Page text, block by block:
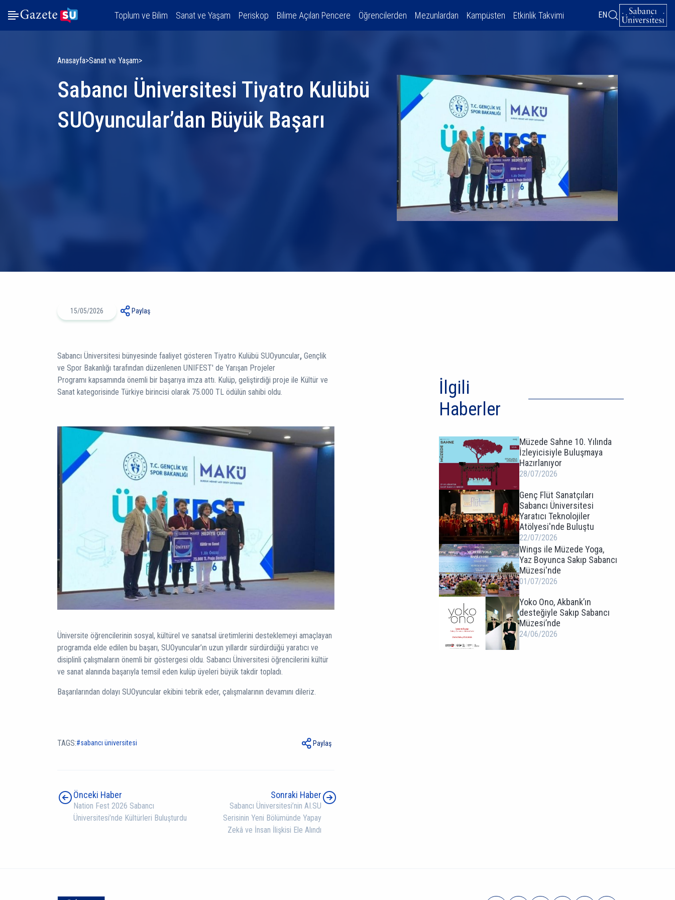
Toplum ve Bilim Sanat ve Yaşam Periskop Bilime Açılan Pencere Öğrencilerden Mezunlardan Kampüsten Etkinlik Takvimi EN
Anasayfa Sanat ve Yaşam
Sabancı Üniversitesi Tiyatro Kulübü
SUOyuncular’dan Büyük Başarı
15/05/2026 Paylaş
Sabancı Üniversitesi bünyesinde faaliyet gösteren Tiyatro Kulübü SUOyuncular, Gençlik
ve Spor Bakanlığı tarafından düzenlenen UNIFEST' de Yarışan Projeler
Programı kapsamında önemli bir başarıya imza attı. Kulüp, geliştirdiği proje ile Kültür ve
Sanat kategorisinde Türkiye birincisi olarak 75.000 TL ödülün sahibi oldu.
Üniversite öğrencilerinin sosyal, kültürel ve sanatsal üretimlerini desteklemeyi amaçlayan
programda elde edilen bu başarı, SUOyuncular’ın uzun yıllardır sürdürdüğü yaratıcı ve
disiplinli çalışmaların önemli bir göstergesi oldu. Sabancı Üniversitesi öğrencilerini kültür
ve sanat alanında başarıyla temsil eden kulüp üyeleri büyük takdir topladı.
Başarılarından dolayı SUOyuncular ekibini tebrik eder, çalışmalarının devamını dileriz.
TAGS: sabancı üniversitesi Paylaş
İlgili
Haberler
Müzede Sahne 10. Yılında
İzleyicisiyle Buluşmaya
Hazırlanıyor
28/07/2026
Genç Flüt Sanatçıları
Sabancı Üniversitesi
Yaratıcı Teknolojiler
Atölyesi'nde Buluştu
22/07/2026
Wings ile Müzede Yoga,
Yaz Boyunca Sakıp Sabancı
Müzesi'nde
01/07/2026
Yoko Ono, Akbank’ın
desteğiyle Sakıp Sabancı
Müzesi’nde
24/06/2026
Önceki Haber
Nation Fest 2026 Sabancı
Üniversitesi’nde Kültürleri Buluşturdu
Sonraki Haber
Sabancı Üniversitesi’nin AI.SU
Serisinin Yeni Bölümünde Yapay
Zekâ ve İnsan İlişkisi Ele Alındı